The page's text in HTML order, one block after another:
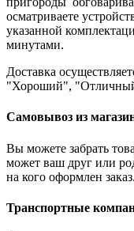
осматриваете
указанной
минутами.
Доставка
"Хороший",
Самовывоз из
Вы можете забрать
может ваш друг или
на кого оформлен заказ.
Транспортные